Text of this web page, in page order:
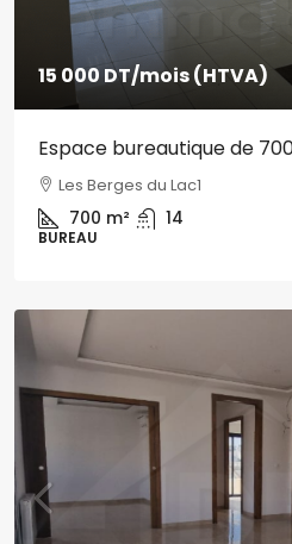
15 000 DT/mois (HTVA)
Espace bureautique de
Les Berges du Lac1
700 m² 14
BUREAU